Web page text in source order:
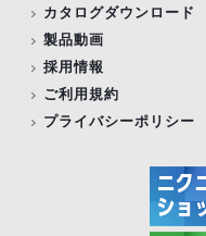
カタログダウンロード
製品動画
採用情報
ご利用規約
プライバシーポリシー